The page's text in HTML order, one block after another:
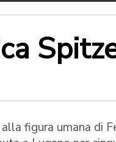
figura umana di